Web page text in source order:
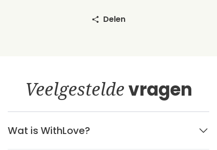
Delen
Veelgesteldevragen
Wat is WithLove?